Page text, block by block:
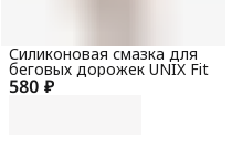
580 ₽
Силиконовая смазка для
беговых дорожек UNIX Fit